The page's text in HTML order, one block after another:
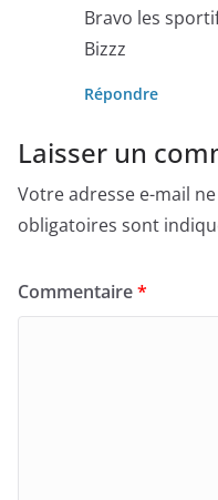
Bravo les
Bizzz
Répondre
Laisser un
Votre adresse e-mail
obligatoires sont
Commentaire*